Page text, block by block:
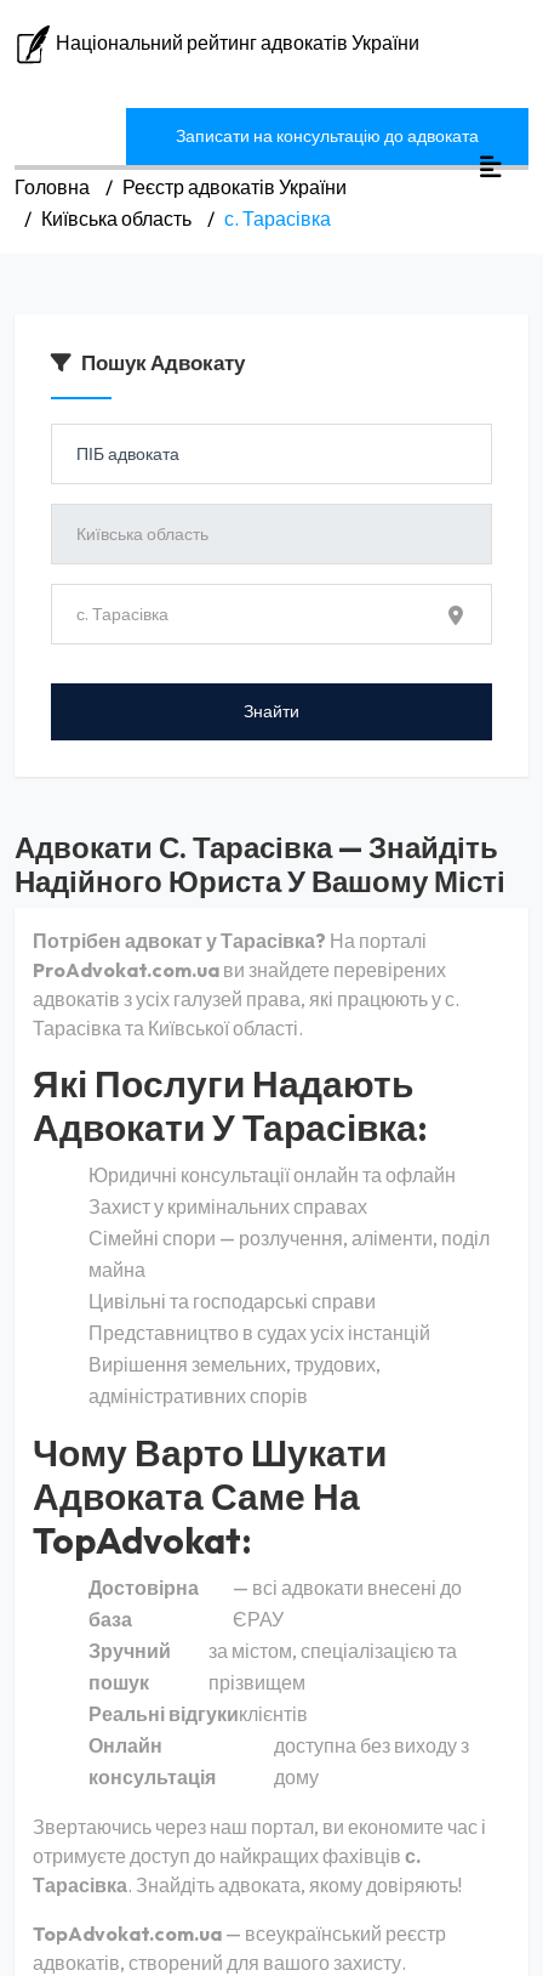
Національний рейтинг адвокатів України
Записати на консультацію до адвоката
Головна
Реєстр адвокатів України
Київська область
с. Тарасівка
Пошук Адвокату
Адвокати С. Тарасівка — Знайдіть
Надійного Юриста У Вашому Місті
Потрібен адвокат у Тарасівка? На порталі
ProAdvokat.com.ua ви знайдете перевірених
адвокатів з усіх галузей права, які працюють у с.
Тарасівка та Київської області.
Які Послуги Надають
Адвокати У Тарасівка:
Юридичні консультації онлайн та офлайн
Захист у кримінальних справах
Сімейні спори — розлучення, аліменти, поділ
майна
Цивільні та господарські справи
Представництво в судах усіх інстанцій
Вирішення земельних, трудових,
адміністративних спорів
Чому Варто Шукати
Адвоката Саме На
TopAdvokat:
Достовірна
база
— всі адвокати внесені до
ЄРАУ
Зручний
пошук
за містом, спеціалізацією та
прізвищем
Реальні відгукиклієнтів
Онлайн
консультація
доступна без виходу з
дому
Звертаючись через наш портал, ви економите час і
отримуєте доступ до найкращих фахівців с.
Тарасівка. Знайдіть адвоката, якому довіряють!
TopAdvokat.com.ua — всеукраїнський реєстр
адвокатів, створений для вашого захисту.